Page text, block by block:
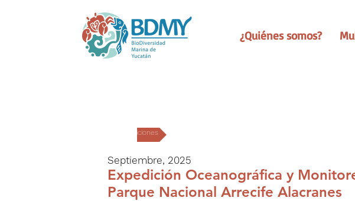
¿Quiénes somos?
Expediciones
Septiembre, 2025
Expedición Oceanográfica y
Parque Nacional Arrecife Alacranes